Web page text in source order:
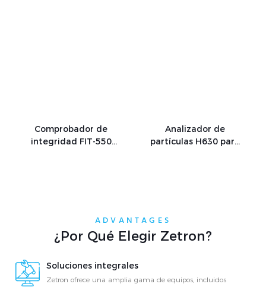
Comprobador de
integridad FIT-550
Analizador de
partículas H630 para
ADVANTAGES
¿Por Qué Elegir Zetron?
Soluciones integrales
Zetron ofrece una amplia gama de equipos, incluidos